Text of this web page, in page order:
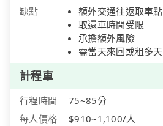
缺點
額外交通往返取車點
取還車時間受限
承擔額外風險
需當天來回或租多天
計程車
行程時間
75~85分
每人價格
$910~1,100/人